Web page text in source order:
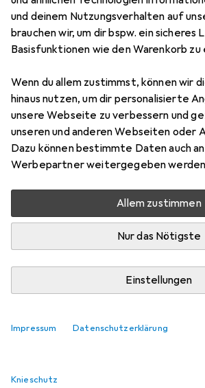
und deinem Nutzungsverhalten auf
brauchen wir, um dir bspw. ein sicheres
Basisfunktionen wie den Warenkorb zu
Wenn du allem zustimmst, können wir
hinaus nutzen, um dir personalisierte
unsere Webseite zu verbessern und
unseren und anderen Webseiten oder
Dazu können bestimmte Daten auch
Werbepartner weitergegeben
Allem zustimmen
Nur das Nötigste
Einstellungen
Impressum Datenschutzerklärung
EUR
44,39 stattEUR
47,34
8 Grössen
Zubehör für Planam
Hier findest du passendes Zubehör
Bundhose aus der Kategorie
Relevanz
Knieschutz